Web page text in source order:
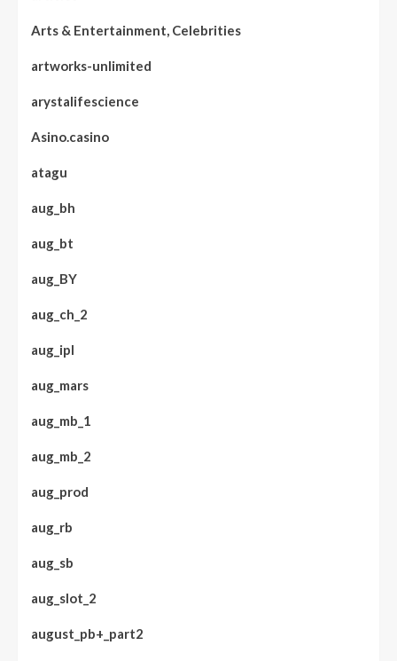
Arts & Entertainment, Celebrities
artworks-unlimited
arystalifescience
Asino.casino
atagu
aug_bh
aug_bt
aug_BY
aug_ch_2
aug_ipl
aug_mars
aug_mb_1
aug_mb_2
aug_prod
aug_rb
aug_sb
aug_slot_2
august_pb+_part2